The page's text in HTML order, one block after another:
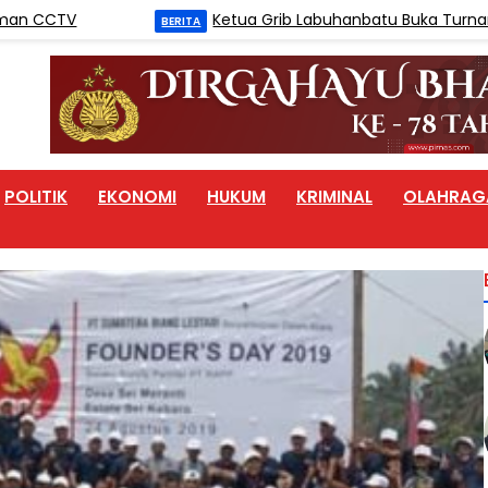
Ketua Grib Labuhanbatu Buka Turnamen
POLITIK EKONOMI HUKUM KRIMINAL